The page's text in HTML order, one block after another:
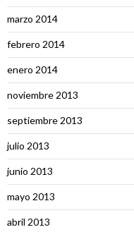
marzo 2014
febrero 2014
enero 2014
noviembre 2013
septiembre 2013
julio 2013
junio 2013
mayo 2013
abril 2013